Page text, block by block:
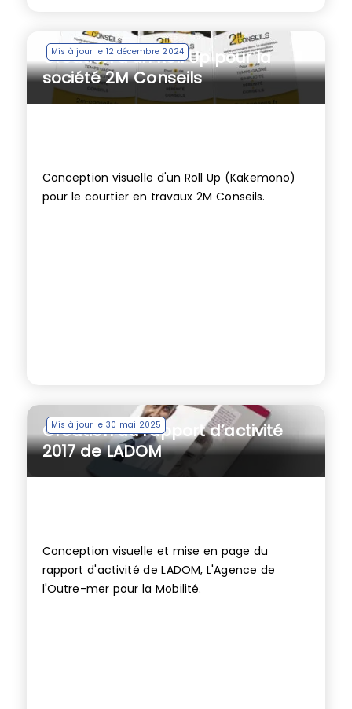
Mis à jour le 12 décembre 2024
Création d’un Roll Up pour la
société 2M Conseils
Conception visuelle d'un Roll Up (Kakemono)
pour le courtier en travaux 2M Conseils.
Mis à jour le 30 mai 2025
Création du rapport d’activité
2017 de LADOM
Conception visuelle et mise en page du
rapport d'activité de LADOM, L'Agence de
l'Outre-mer pour la Mobilité.